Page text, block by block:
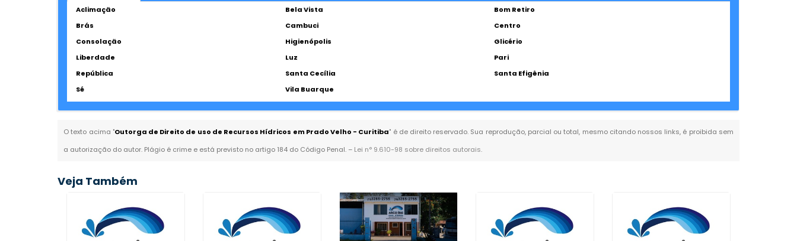
Aclimação Bela Vista
Bom Retiro
Brás
Cambuci
Centro
Consolação
Higienópolis
Glicério
Liberdade
Luz
Pari
República
Santa Cecília
Santa Efigênia
Sé
Vila Buarque
O texto acima "Outorga de Direito de uso de Recursos Hídricos em Prado Velho - Curitiba" é de direito reservado. Sua reprodução, parcial ou total, mesmo citando nossos links, é proibida sem
a autorização do autor. Plágio é crime e está previsto no artigo 184 do Código Penal. – Lei n° 9.610-98 sobre direitos autorais.
Veja Também